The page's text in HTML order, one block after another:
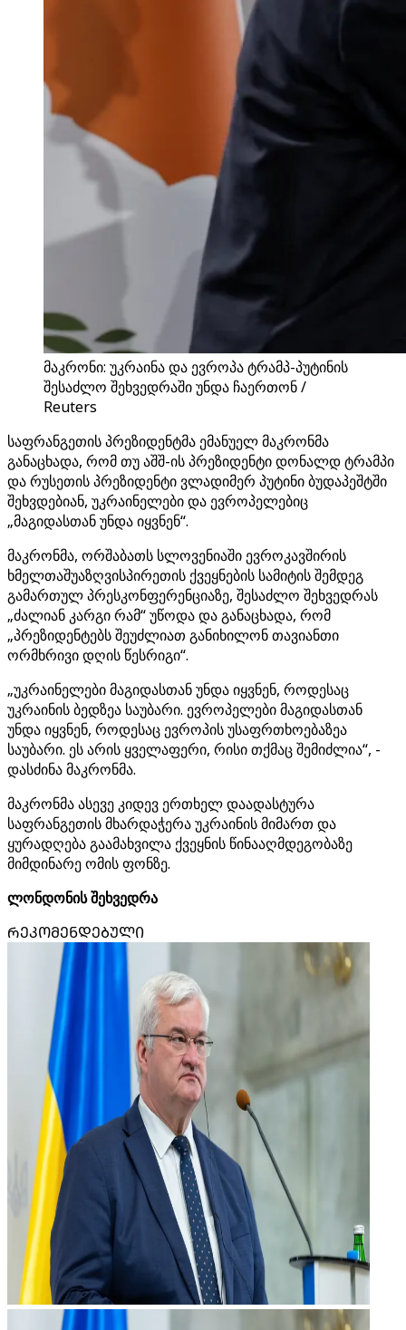
მაკრონი: უკრაინა და ევროპა ტრამპ-პუტინის
შესაძლო შეხვედრაში უნდა ჩაერთონ /
Reuters
საფრანგეთის პრეზიდენტმა ემანუელ მაკრონმა
განაცხადა, რომ თუ აშშ-ის პრეზიდენტი დონალდ ტრამპი
და რუსეთის პრეზიდენტი ვლადიმერ პუტინი ბუდაპეშტში
შეხვდებიან, უკრაინელები და ევროპელებიც
„მაგიდასთან უნდა იყვნენ“.
მაკრონმა, ორშაბათს სლოვენიაში ევროკავშირის
ხმელთაშუაზღვისპირეთის ქვეყნების სამიტის შემდეგ
გამართულ პრესკონფერენციაზე, შესაძლო შეხვედრას
„ძალიან კარგი რამ“ უწოდა და განაცხადა, რომ
„პრეზიდენტებს შეუძლიათ განიხილონ თავიანთი
ორმხრივი დღის წესრიგი“.
„უკრაინელები მაგიდასთან უნდა იყვნენ, როდესაც
უკრაინის ბედზეა საუბარი. ევროპელები მაგიდასთან
უნდა იყვნენ, როდესაც ევროპის უსაფრთხოებაზეა
საუბარი. ეს არის ყველაფერი, რისი თქმაც შემიძლია“, -
დასძინა მაკრონმა.
მაკრონმა ასევე კიდევ ერთხელ დაადასტურა
საფრანგეთის მხარდაჭერა უკრაინის მიმართ და
ყურადღება გაამახვილა ქვეყნის წინააღმდეგობაზე
მიმდინარე ომის ფონზე.
ლონდონის შეხვედრა
ᲠᲔᲙᲝᲛᲔᲜᲓᲔᲑᲣᲚᲘ